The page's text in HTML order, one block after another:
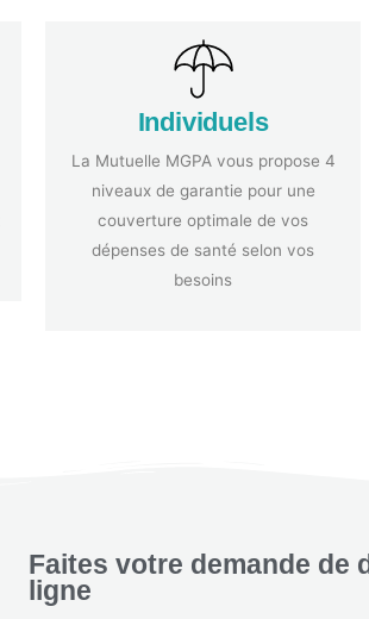
Individuels
La Mutuelle MGPA vous propose 4
niveaux de garantie pour une
couverture optimale de vos
dépenses de santé selon vos
besoins
Faites votre demande de
ligne